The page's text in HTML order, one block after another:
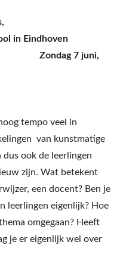
in Eindhoven
juni,
tempo veel in
van kunstmatige
ook de leerlingen
zijn. Wat betekent
een docent? Ben je
leerlingen eigenlijk? Hoe
omgegaan? Heeft
je er eigenlijk wel over